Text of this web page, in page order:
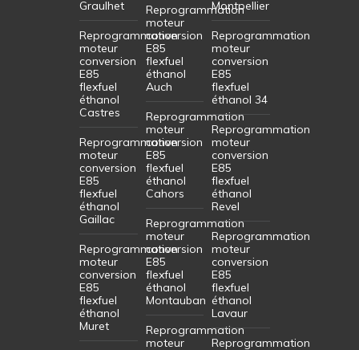
Graulhet
Reprogrammation
moteur
conversion
E85
flexfuel
éthanol
Castres
Reprogrammation
moteur
conversion
E85
flexfuel
éthanol
Gaillac
Reprogrammation
moteur
conversion
E85
flexfuel
éthanol
Muret
Reprogrammation
moteur
conversion
E85
flexfuel
éthanol
Auch
Reprogrammation
moteur
conversion
E85
flexfuel
éthanol
Cahors
Reprogrammation
moteur
conversion
E85
flexfuel
éthanol
Montauban
Reprogrammation
moteur
Montpellier
Reprogrammation
moteur
conversion
E85
flexfuel
éthanol 34
Reprogrammation
moteur
conversion
E85
flexfuel
éthanol
Revel
Reprogrammation
moteur
conversion
E85
flexfuel
éthanol
Lavaur
Reprogrammation